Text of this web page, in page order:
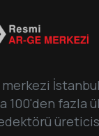
merkezi
100'den fazla